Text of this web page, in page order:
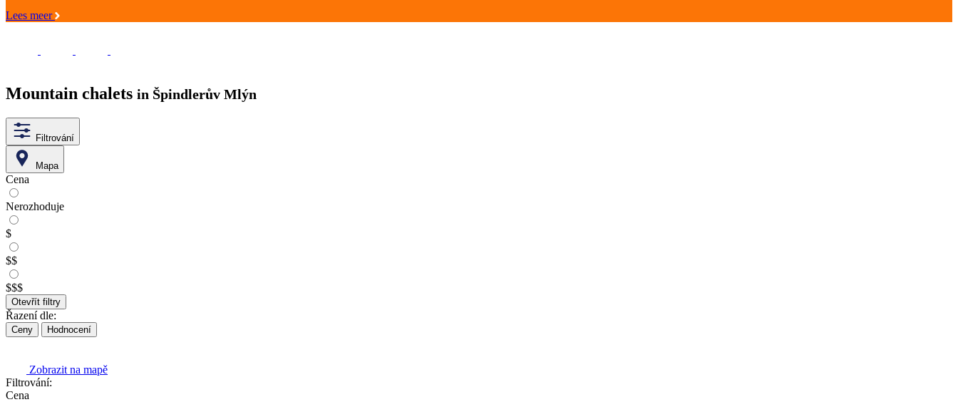
Lees meer
Mountain chalets in Špindlerův Mlýn
Filtrování
Mapa
Cena
Nerozhoduje
$
$$
$$$
Otevřít filtry
Řazení dle:
Ceny Hodnocení
Zobrazit na mapě
Filtrování:
Cena